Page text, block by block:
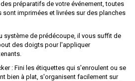
préparatifs de votre événement, toutes
imprimées et livrées sur des planches
système de prédécoupe, il vous suffit de
des doigts pour l'appliquer
: Fini les étiquettes qui s'enroulent ou se
bien à plat, s'organisent facilement sur